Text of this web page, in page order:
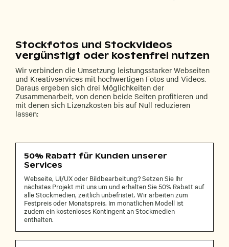
Stockfotos und Stockvideos
vergünstigt oder kostenfrei nutzen
Wir verbinden die Umsetzung leistungsstarker Webseiten
und Kreativservices mit hochwertigen Fotos und Videos.
Daraus ergeben sich drei Möglichkeiten der
Zusammenarbeit, von denen beide Seiten profitieren und
mit denen sich Lizenzkosten bis auf Null reduzieren
lassen:
50% Rabatt für Kunden unserer
Services
Webseite, UI/UX oder Bildbearbeitung? Setzen Sie Ihr
nächstes Projekt mit uns um und erhalten Sie 50% Rabatt auf
alle Stockmedien, zeitlich unbefristet. Wir arbeiten zum
Festpreis oder Monatspreis. Im monatlichen Modell ist
zudem ein kostenloses Kontingent an Stockmedien
enthalten.